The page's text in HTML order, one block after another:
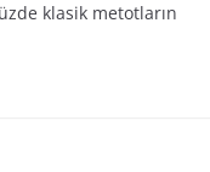
klasik metotların